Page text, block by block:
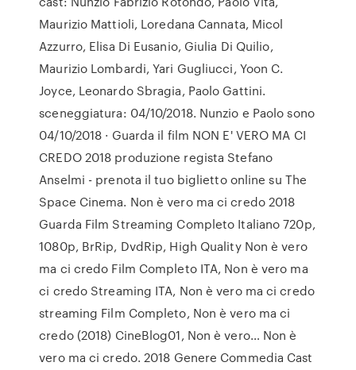
Maurizio Mattioli, Loredana Cannata, Micol
Azzurro, Elisa Di Eusanio, Giulia Di Quilio,
Maurizio Lombardi, Yari Gugliucci, Yoon C.
Joyce, Leonardo Sbragia, Paolo Gattini.
sceneggiatura: 04/10/2018. Nunzio e Paolo sono
04/10/2018 · Guarda il film NON E' VERO MA CI
CREDO 2018 produzione regista Stefano
Anselmi - prenota il tuo biglietto online su The
Space Cinema. Non è vero ma ci credo 2018
Guarda Film Streaming Completo Italiano 720p,
1080p, BrRip, DvdRip, High Quality Non è vero
ma ci credo Film Completo ITA, Non è vero ma
ci credo Streaming ITA, Non è vero ma ci credo
streaming Film Completo, Non è vero ma ci
credo (2018) CineBlog01, Non è vero… Non è
vero ma ci credo. 2018 Genere Commedia Cast